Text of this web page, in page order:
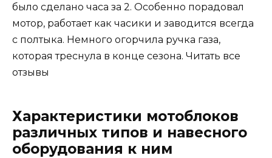
было сделано часа за 2. Особенно порадовал
мотор, работает как часики и заводится всегда
с полтыка. Немного огорчила ручка газа,
которая треснула в конце сезона. Читать все
отзывы
Характеристики мотоблоков
различных типов и навесного
оборудования к ним